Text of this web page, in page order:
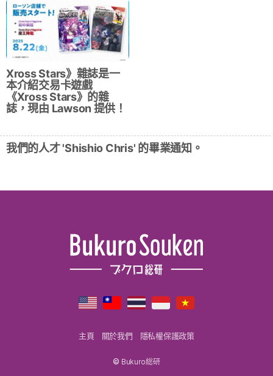
Xross Stars》雜誌是一
本介紹交易卡遊戲
《Xross Stars》的雜
誌，現由 Lawson 提供！
我們的人才 'Shishio Chris' 的畢業通知。
主頁 關於我們 隱私權保護政策
© Bukuro総研